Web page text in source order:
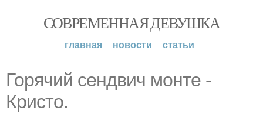
СОВРЕМЕННАЯ ДЕВУШКА
главная новости статьи
Горячий сендвич монте -
Кристо.